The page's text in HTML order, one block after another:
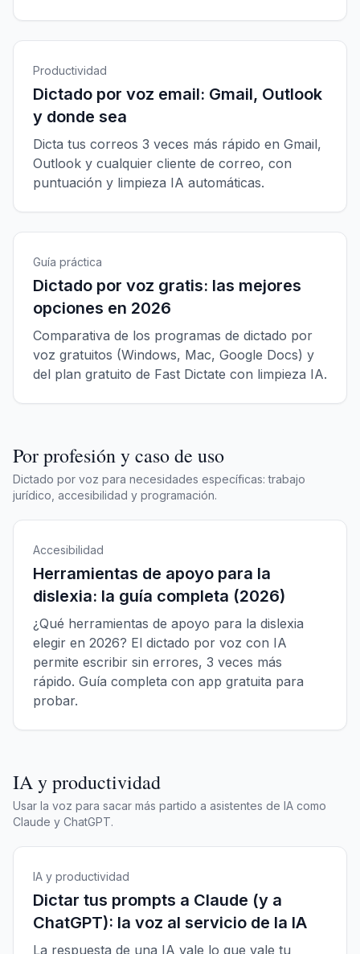
Productividad
Dictado por voz email: Gmail, Outlook
y donde sea
Dicta tus correos 3 veces más rápido en Gmail,
Outlook y cualquier cliente de correo, con
puntuación y limpieza IA automáticas.
Guía práctica
Dictado por voz gratis: las mejores
opciones en 2026
Comparativa de los programas de dictado por
voz gratuitos (Windows, Mac, Google Docs) y
del plan gratuito de Fast Dictate con limpieza IA.
Por profesión y caso de uso
Dictado por voz para necesidades específicas: trabajo
jurídico, accesibilidad y programación.
Accesibilidad
Herramientas de apoyo para la
dislexia: la guía completa (2026)
¿Qué herramientas de apoyo para la dislexia
elegir en 2026? El dictado por voz con IA
permite escribir sin errores, 3 veces más
rápido. Guía completa con app gratuita para
probar.
IA y productividad
Usar la voz para sacar más partido a asistentes de IA como
Claude y ChatGPT.
IA y productividad
Dictar tus prompts a Claude (y a
ChatGPT): la voz al servicio de la IA
La respuesta de una IA vale lo que vale tu